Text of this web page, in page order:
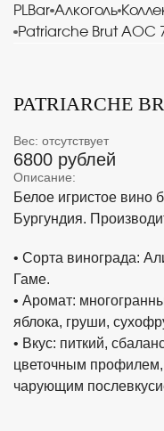
PLBar Алкоголь
Patriarche Brut AOC
PATRIARCHE
Вес: отсутствует
6800 рублей
Описание:
Белое игристое вино
Бургундия.
• Сорта винограда:
Гаме.
• Аромат:
яблока, груши,
• Вкус: питкий,
цветочным профилем,
чарующим